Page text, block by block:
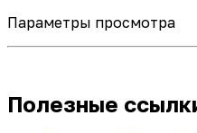
Параметры просмотра
Полезные